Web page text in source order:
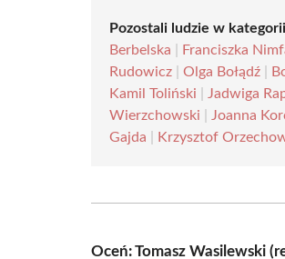
Pozostali ludzie w
Berbelska
Franciszka
Rudowicz |Olga Bołądź
Kamil Toliński
Jadwiga
Wierzchowski
Joanna
Gajda
Krzysztof
Oceń: Tomasz Wasilewski